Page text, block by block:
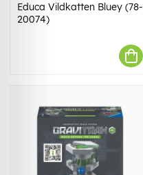
Educa Vildkatten Bluey (78-
20074)